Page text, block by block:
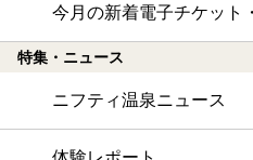
今月の新着電子チケット
特集・ニュース
ニフティ温泉ニュース